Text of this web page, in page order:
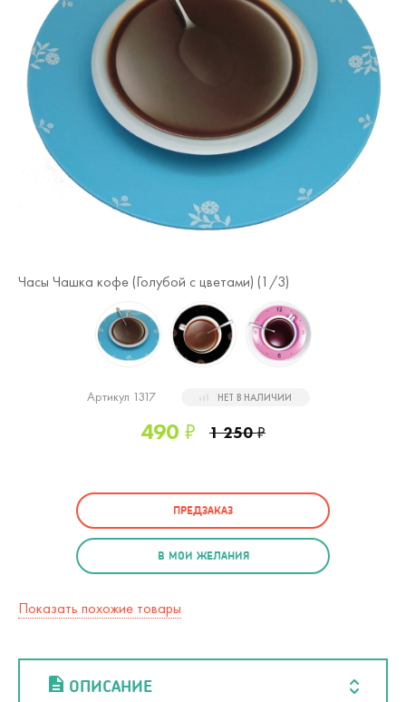
Часы Чашка кофе (Голубой с цветами) (1 /3)
Артикул 1317 НЕТ В НАЛИЧИИ
490 ₽ 1 250₽
ПРЕДЗАКАЗ
В МОИ ЖЕЛАНИЯ
Показать похожие товары
ОПИСАНИЕ